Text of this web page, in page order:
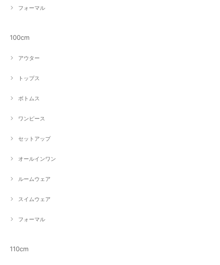
フォーマル
100cm
アウター
トップス
ボトムス
ワンピース
セットアップ
オールインワン
ルームウェア
スイムウェア
フォーマル
110cm